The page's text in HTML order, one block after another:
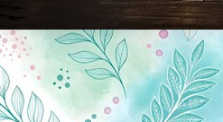
Новини Чернігова, Чернігівські новини, Чернігівський формат, новини Чернігова,